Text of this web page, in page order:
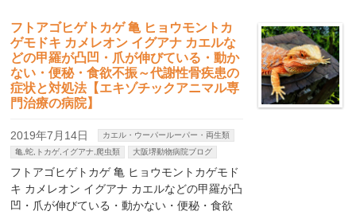
フトアゴヒゲトカゲ 亀 ヒョウモントカ
ゲモドキ カメレオン イグアナ カエルな
どの甲羅が凸凹・爪が伸びている・動か
ない・便秘・食欲不振～代謝性骨疾患の
症状と対処法【エキゾチックアニマル専
門治療の病院】
2019年7月14日
カエル・ウーパールーパー・両生類
亀,蛇,トカゲ,イグアナ,爬虫類
大阪堺動物病院ブログ
フトアゴヒゲトカゲ 亀 ヒョウモントカゲモド
キ カメレオン イグアナ カエルなどの甲羅が凸
凹・爪が伸びている・動かない・便秘・食欲